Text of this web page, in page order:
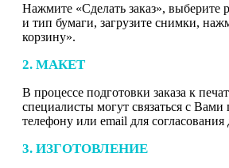
Нажмите «Сделать заказ», выберите
и тип бумаги, загрузите снимки,
корзину».
2. МАКЕТ
В процессе подготовки заказа к
специалисты могут связаться с Вами
телефону или email для согласования
3. ИЗГОТОВЛЕНИЕ